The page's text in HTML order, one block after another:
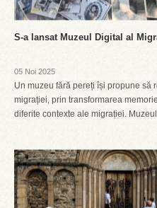
S-a lansat Muzeul Digital al
05 Noi 2025
Un muzeu fără pereți își propune să
migrației, prin transformarea
diferite contexte ale migrației.